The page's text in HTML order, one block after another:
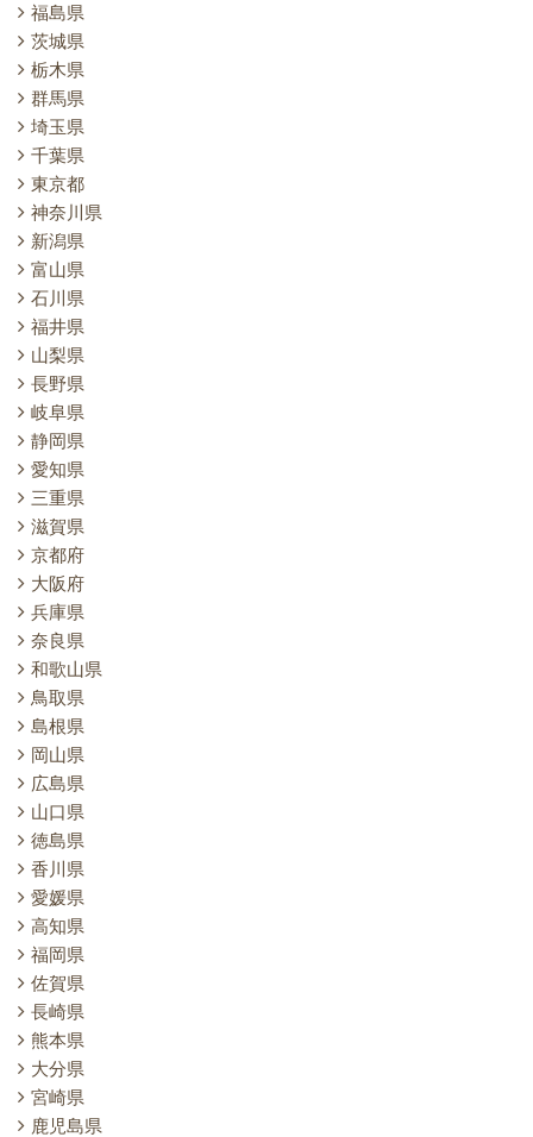
福島県
茨城県
栃木県
群馬県
埼玉県
千葉県
東京都
神奈川県
新潟県
富山県
石川県
福井県
山梨県
長野県
岐阜県
静岡県
愛知県
三重県
滋賀県
京都府
大阪府
兵庫県
奈良県
和歌山県
鳥取県
島根県
岡山県
広島県
山口県
徳島県
香川県
愛媛県
高知県
福岡県
佐賀県
長崎県
熊本県
大分県
宮崎県
鹿児島県